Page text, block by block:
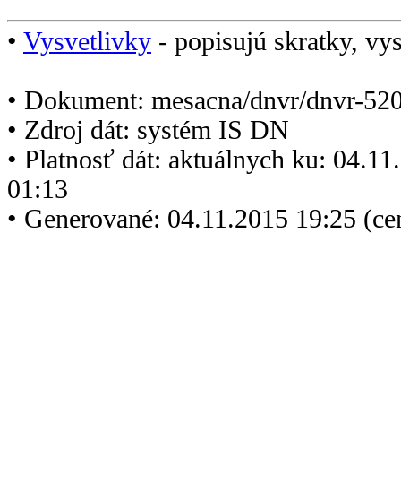
• Vysvetlivky - popisujú skratky,
• Dokument: mesacna/dnvr/dnvr-
• Zdroj dát: systém IS DN
• Platnosť dát: aktuálnych ku:
01:13
• Generované: 04.11.2015 19:25